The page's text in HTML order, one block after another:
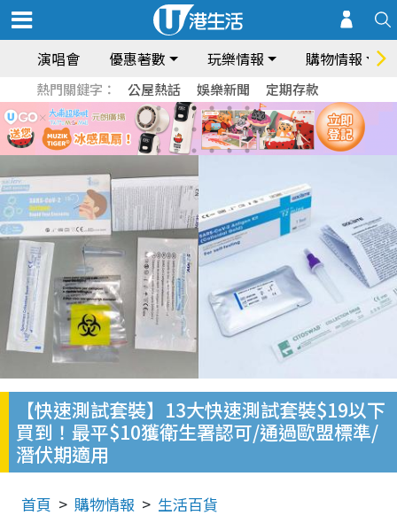
演唱會 優惠著數 玩樂情報 購物情報
熱門關鍵字： 公屋熱話 娛樂新聞 定期存款
【快速測試套裝】13大快速測試套裝$19以下
買到！最平$10獲衛生署認可/通過歐盟標準/
潛伏期適用
首頁 購物情報 生活百貨